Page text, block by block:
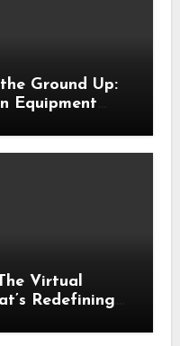
Ground Up:
Equipment
Virtual
Redefining